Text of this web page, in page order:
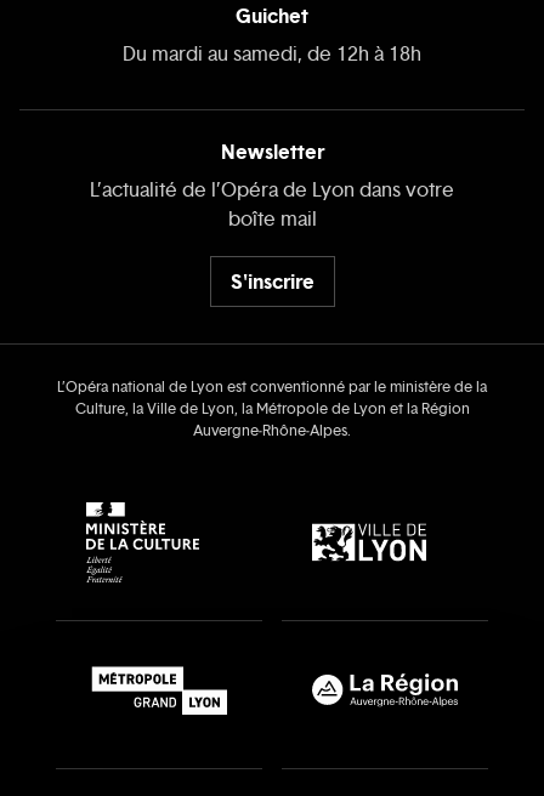
Guichet
Du mardi au samedi, de 12h à 18h
Newsletter
L’actualité de l’Opéra de Lyon dans votre
boîte mail
S'inscrire
L’Opéra national de Lyon est conventionné par le ministère de la
Culture, la Ville de Lyon, la Métropole de Lyon et la Région
Auvergne‑Rhône‑Alpes.